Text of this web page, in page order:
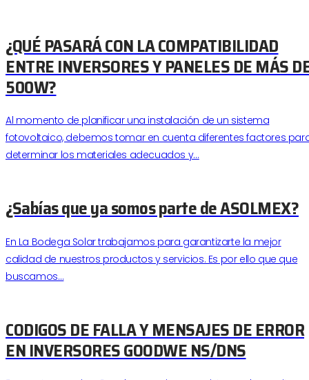
¿QUÉ PASARÁ CON LA COMPATIBILIDAD
ENTRE INVERSORES Y PANELES DE MÁS
500W?
Al momento de planificar una instalación de un sistema
fotovoltaico, debemos tomar en cuenta diferentes factores
determinar los materiales adecuados y…
¿Sabías que ya somos parte de ASOLMEX?
En La Bodega Solar trabajamos para garantizarte la mejor
calidad de nuestros productos y servicios. Es por ello que que
buscamos…
CODIGOS DE FALLA Y MENSAJES DE ERROR
EN INVERSORES GOODWE NS/DNS